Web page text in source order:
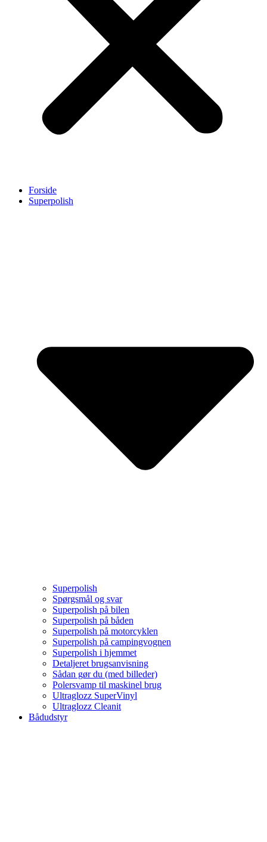
Forside
Superpolish
Superpolish
Spørgsmål og svar
Superpolish på bilen
Superpolish på båden
Superpolish på motorcyklen
Superpolish på campingvognen
Superpolish i hjemmet
Detaljeret brugsanvisning
Sådan gør du (med billeder)
Polersvamp til maskinel brug
Ultraglozz SuperVinyl
Ultraglozz Cleanit
Bådudstyr